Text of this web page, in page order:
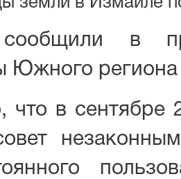
в
Южного
что в сентябре